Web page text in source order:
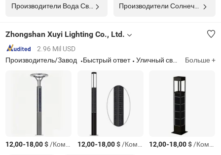
Производители Вода Свет Производители Солнечный Светодиодный Фонарь
Zhongshan Xuyi Lighting Co., Ltd.
2.96 Mil USD
Производитель/Завод
Быстрый ответ Уличный свет, светодиодное уличное освещение, солнечный уличный свет, светодиодный уличный свет, настенный свет, светодиодный прожектор, садовый свет, светодиодный стадионный свет, солнечный садовый свет Больше +
12,00-18,00$/Комплект 12,00-18,00$/Комплект 12,00-18,00$/Комплект